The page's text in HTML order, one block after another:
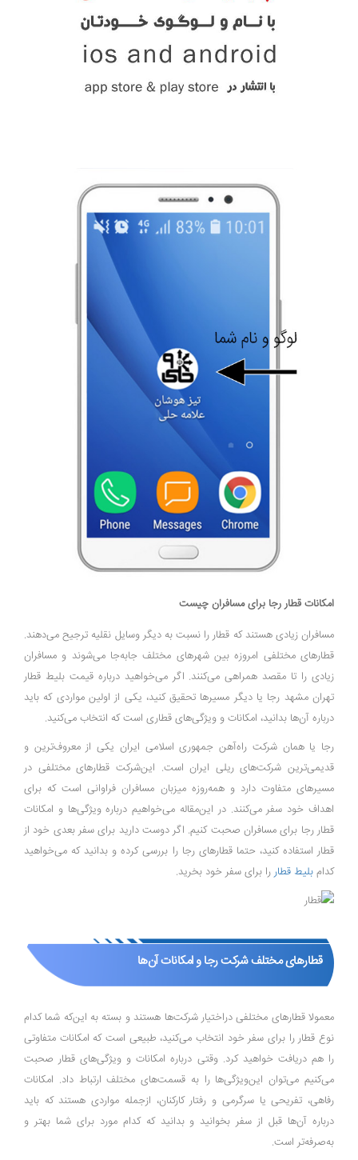
امکانات قطار رجا برای مسافران چیست
مسافران زیادی هستند که قطار را نسبت به دیگر وسایل نقلیه ترجیح می‌دهند.
قطار‌های مختلفی امروزه بین شهر‌های مختلف جابه‌جا می‌شوند و مسافران
زیادی را تا مقصد همراهی می‌کنند. اگر می‌خواهید درباره قیمت بلیط قطار
تهران مشهد رجا یا دیگر مسیر‌ها تحقیق کنید، یکی از اولین مواردی که باید
درباره آن‌ها بدانید، امکانات و ویژگی‌های قطاری است که انتخاب می‌کنید.
رجا یا همان شرکت راه‌آهن جمهوری اسلامی ایران یکی از معروف‌ترین و
قدیمی‌ترین شرکت‌های ریلی ایران است. این‌شرکت قطار‌های مختلفی در
مسیر‌های متفاوت دارد و همه‌روزه میزبان مسافران فراوانی است که برای
اهداف خود سفر می‌کنند. در این‌مقاله می‌خواهیم درباره ویژگی‌ها و امکانات
قطار رجا برای مسافران صحبت کنیم. اگر دوست دارید برای سفر بعدی خود از
قطار استفاده کنید، حتما قطار‌های رجا را بررسی کرده و بدانید که می‌خواهید
کدام بلیط قطار را برای سفر خود بخرید.
قطارهای مختلف شرکت رجا و امکانات آن‌ها
معمولا قطار‌های مختلفی دراختیار شرکت‌ها هستند و بسته به این‌که شما کدام
نوع قطار را برای سفر خود انتخاب می‌کنید، طبیعی است که امکانات متفاوتی
را هم دریافت خواهید کرد. وقتی درباره امکانات و ویژگی‌های قطار صحبت
می‌کنیم می‌توان این‌ویژگی‌ها را به قسمت‌های مختلف ارتباط داد. امکانات
رفاهی، تفریحی یا سرگرمی و رفتار کارکنان، ازجمله مواردی هستند که باید
درباره آن‌ها قبل از سفر بخوانید و بدانید که کدام مورد برای شما بهتر و
به‌صرفه‌تر است.